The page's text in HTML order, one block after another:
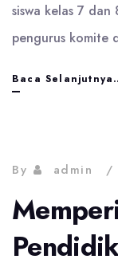
siswa kelas 7
pengurus komite
Baca
By admin